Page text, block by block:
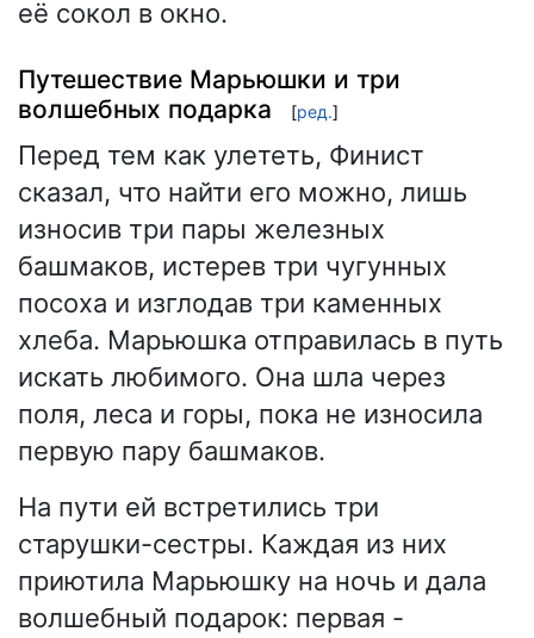
её сокол в окно.
Путешествие Марьюшки и три
волшебных подарка
[ред.]
Перед тем как улететь, Финист
сказал, что найти его можно, лишь
износив три пары железных
башмаков, истерев три чугунных
посоха и изглодав три каменных
хлеба. Марьюшка отправилась в путь
искать любимого. Она шла через
поля, леса и горы, пока не износила
первую пару башмаков.
На пути ей встретились три
старушки-сестры. Каждая из них
приютила Марьюшку на ночь и дала
волшебный подарок: первая -